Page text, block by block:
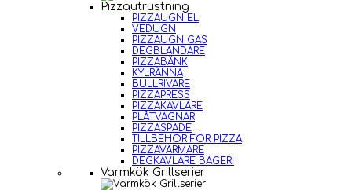
Pizzautrustning
PIZZAUGN EL
VEDUGN
PIZZAUGN GAS
DEGBLANDARE
PIZZABÄNK
KYLRÄNNA
BULLRIVARE
PIZZAPRESS
PIZZAKAVLARE
PLÅTVAGNAR
PIZZASPADE
TILLBEHÖR FÖR PIZZA
PIZZAVÄRMARE
DEGKAVLARE BAGERI
Varmkök Grillserier